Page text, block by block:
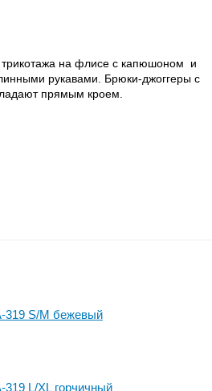
на флисе с капюшоном и
рукавами. Брюки-джоггеры с
прямым кроем.
319 S/M бежевый
L/XL горчичный